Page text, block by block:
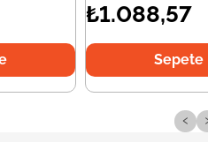
₺1.088,57
Sepete
‹